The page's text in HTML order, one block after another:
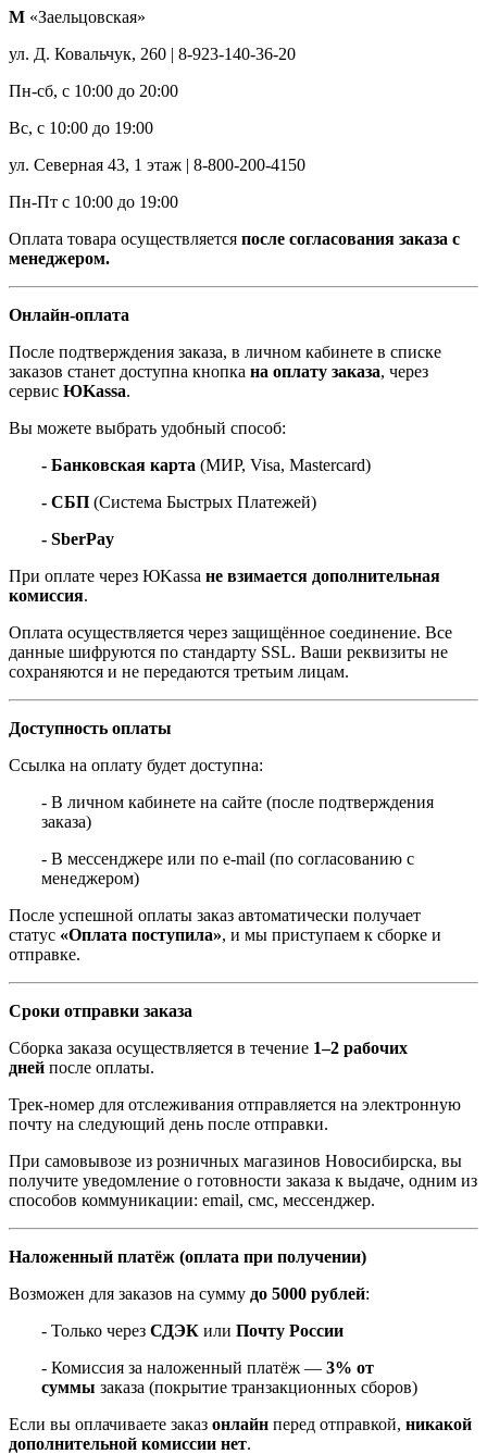
М «Заельцовская»
ул. Д. Ковальчук, 260 | 8-923-140-36-20
Пн-сб, с 10:00 до 20:00
Вс, с 10:00 до 19:00
ул. Северная 43, 1 этаж | 8-800-200-4150
Пн-Пт с 10:00 до 19:00
Оплата товара осуществляется после согласования заказа с
менеджером.
Онлайн-оплата
После подтверждения заказа, в личном кабинете в списке
заказов станет доступна кнопка на оплату заказа, через
сервис ЮKassa.
Вы можете выбрать удобный способ:
- Банковская карта (МИР, Visa, Mastercard)
- СБП (Система Быстрых Платежей)
- SberPay
При оплате через ЮKassa не взимается дополнительная
комиссия.
Оплата осуществляется через защищённое соединение. Все
данные шифруются по стандарту SSL. Ваши реквизиты не
сохраняются и не передаются третьим лицам.
Доступность оплаты
Ссылка на оплату будет доступна:
- В личном кабинете на сайте (после подтверждения
заказа)
- В мессенджере или по e-mail (по согласованию с
менеджером)
После успешной оплаты заказ автоматически получает
статус «Оплата поступила», и мы приступаем к сборке и
отправке.
Сроки отправки заказа
Сборка заказа осуществляется в течение 1–2 рабочих
дней после оплаты.
Трек-номер для отслеживания отправляется на электронную
почту на следующий день после отправки.
При самовывозе из розничных магазинов Новосибирска, вы
получите уведомление о готовности заказа к выдаче, одним из
способов коммуникации: email, смс, мессенджер.
Наложенный платёж (оплата при получении)
Возможен для заказов на сумму до 5000 рублей:
- Только через СДЭК или Почту России
- Комиссия за наложенный платёж — 3% от
суммы заказа (покрытие транзакционных сборов)
Если вы оплачиваете заказ онлайн перед отправкой, никакой
дополнительной комиссии нет.